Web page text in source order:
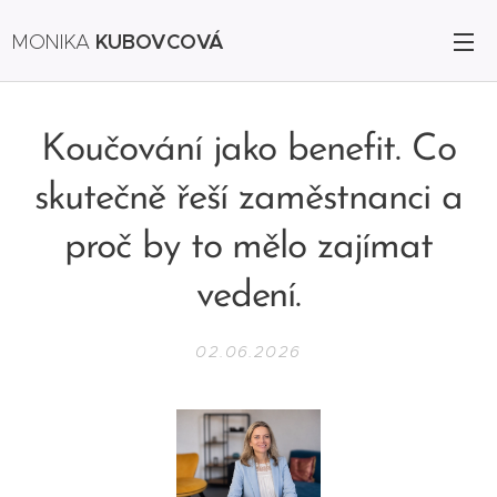
MONIKA KUBOVCOVÁ
Koučování jako benefit. Co
skutečně řeší zaměstnanci a
proč by to mělo zajímat
vedení.
02.06.2026